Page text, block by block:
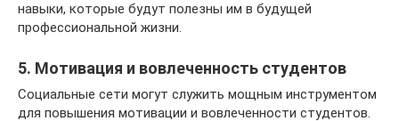
навыки, которые будут полезны им в будущей
профессиональной жизни.
5. Мотивация и вовлеченность студентов
Социальные сети могут служить мощным инструментом
для повышения мотивации и вовлеченности студентов.